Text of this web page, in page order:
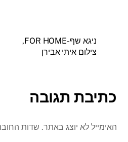
ניגא שף-FOR HOME,
צילום איתי אבירן
כתיבת תגובה
האימייל לא יוצג באתר. שדות